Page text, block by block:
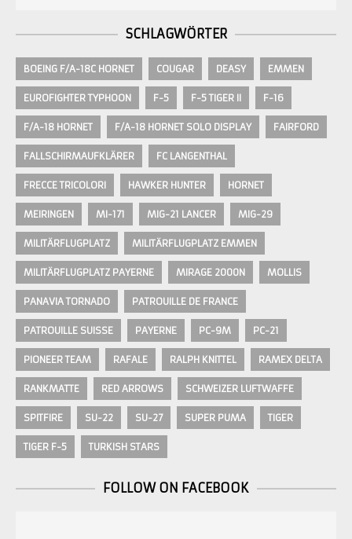
SCHLAGWÖRTER
BOEING F/A-18C HORNET COUGAR DEASY EMMEN
EUROFIGHTER TYPHOON F-5 F-5 TIGER II F-16
F/A-18 HORNET F/A-18 HORNET SOLO DISPLAY FAIRFORD
FALLSCHIRMAUFKLÄRER FC LANGENTHAL
FRECCE TRICOLORI HAWKER HUNTER HORNET
MEIRINGEN MI-171 MIG-21 LANCER MIG-29
MILITÄRFLUGPLATZ MILITÄRFLUGPLATZ EMMEN
MILITÄRFLUGPLATZ PAYERNE MIRAGE 2000N MOLLIS
PANAVIA TORNADO PATROUILLE DE FRANCE
PATROUILLE SUISSE PAYERNE PC-9M PC-21
PIONEER TEAM RAFALE RALPH KNITTEL RAMEX DELTA
RANKMATTE RED ARROWS SCHWEIZER LUFTWAFFE
SPITFIRE SU-22 SU-27 SUPER PUMA TIGER
TIGER F-5 TURKISH STARS
FOLLOW ON FACEBOOK